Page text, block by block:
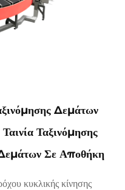
Δεμάτων
Ταξινόμησης
Δεμάτων Σε Αποθήκη
κυκλικής κίνησης